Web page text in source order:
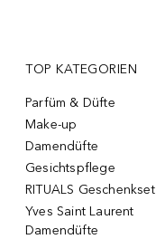
TOP KATEGORIEN
Parfüm & Düfte
Make-up
Damendüfte
Gesichtspflege
RITUALS Geschenkset
Yves Saint Laurent
Damendüfte